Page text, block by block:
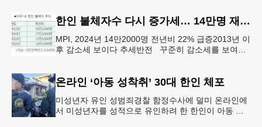
한인 불체자수 다시 증가세… 14만명 재돌파
MPI, 2024년 14만2000명 전년비 22% 급증2013년 이
후 감소세 보이다 추세반전 꾸준히 감소세를 보여왔
온라인 ‘아동 성착취’ 30대 한인 체포
미성년자 유인 성범죄경찰 함정수사에 덜미 온라인에
서 미성년자를 성적으로 유인하려 한 한인이 아동 성